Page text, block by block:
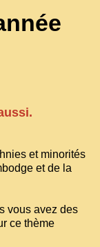
et minorités
et de la
vous avez des
ce thème